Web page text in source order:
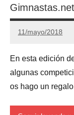
Gimnastas.net
11/mayo/2018
Gimnastas.net
No
comentarios
En esta edición
algunas
os hago un